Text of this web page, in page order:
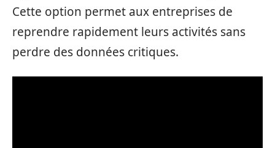
Cette option permet aux entreprises de
reprendre rapidement leurs activités sans
perdre des données critiques.